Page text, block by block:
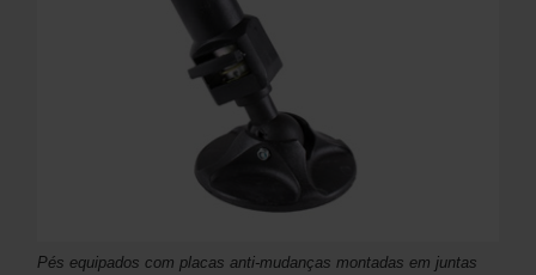
Pés equipados com placas anti-mudanças montadas em juntas